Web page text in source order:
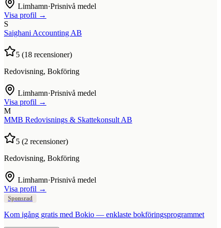
Limhamn·Prisnivå medel
Visa profil →
S
Saighani Accounting AB
5 (18 recensioner)
Redovisning, Bokföring
Limhamn·Prisnivå medel
Visa profil →
M
MMB Redovisnings & Skattekonsult AB
5 (2 recensioner)
Redovisning, Bokföring
Limhamn·Prisnivå medel
Visa profil →
Sponsrad
Kom igång gratis med Bokio — enklaste bokföringsprogrammet